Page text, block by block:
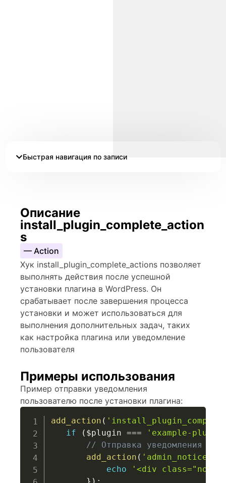
Быстрая навигация по записи
Описание
install_plugin_complete_action
s
— Action
Хук install_plugin_complete_actions позволяет
выполнять действия после успешной
установки плагина в WordPress. Он
срабатывает после завершения процесса
установки и может использоваться для
выполнения дополнительных задач, таких
как настройка плагина или уведомление
пользователя
Примеры использования
Пример отправки уведомления
пользователю после установки плагина:
add_action (
if
( $plugin ===
'example-
// Отправка уведомления
add_action ( 'admin_notices'
echo
'<div class="notice